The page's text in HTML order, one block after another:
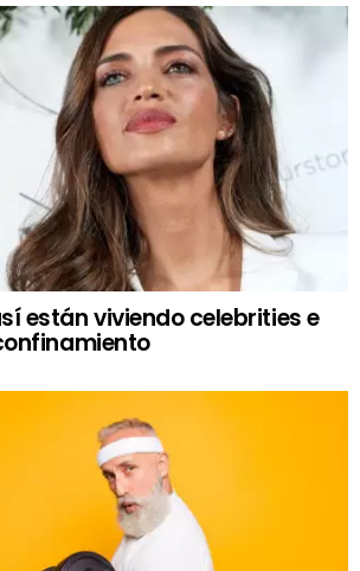
están viviendo celebrities e